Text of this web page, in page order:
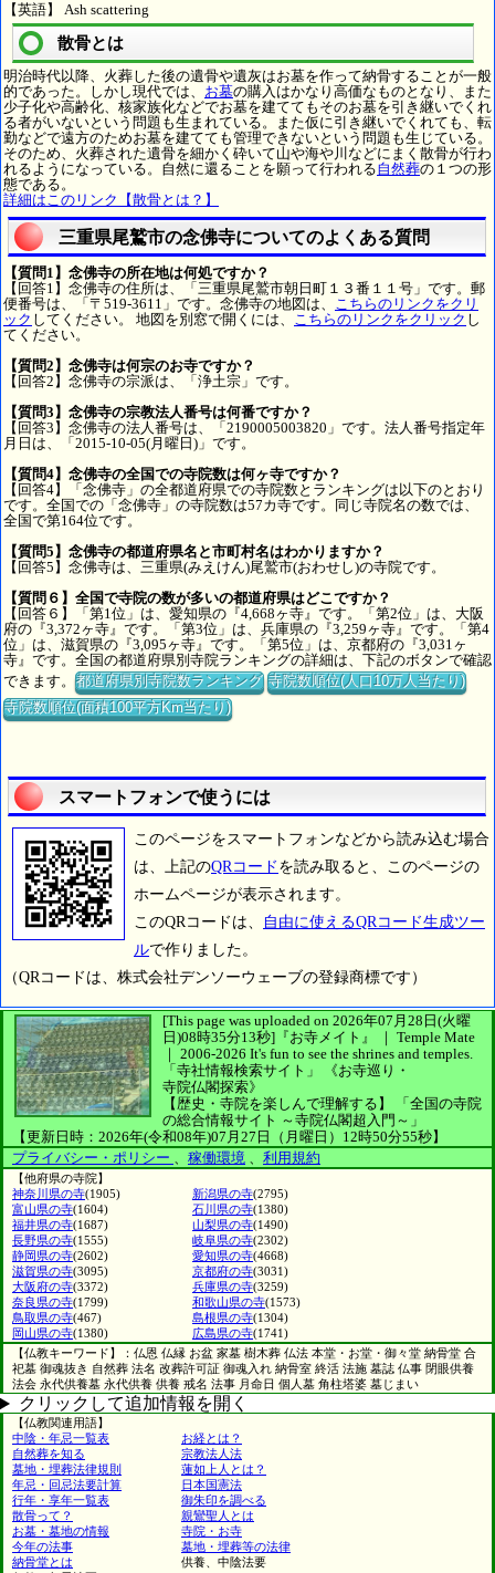
【英語】 Ash scattering
散骨とは
明治時代以降、火葬した後の遺骨や遺灰はお墓を作って納骨することが一般
的であった。しかし現代では、 お墓の購入はかなり高価なものとなり、また
少子化や高齢化、核家族化などでお墓を建ててもそのお墓を引き継いでくれ
る者がいないという問題も生まれている。また仮に引き継いでくれても、転
勤などで遠方のためお墓を建てても管理できないという問題も生じている。
そのため、火葬された遺骨を細かく砕いて山や海や川などにまく散骨が行わ
れるようになっている。自然に還ることを願って行われる自然葬の１つの形
態である。
詳細はこのリンク【散骨とは？】
三重県尾鷲市の念佛寺についてのよくある質問
【質問1】念佛寺の所在地は何処ですか？
【回答1】念佛寺の住所は、「三重県尾鷲市朝日町１３番１１号」です。郵
便番号は、「〒519-3611」です。念佛寺の地図は、 こちらのリンクをクリ
ック してください。 地図を別窓で開くには、 こちらのリンクをクリック し
てください。
【質問2】念佛寺は何宗のお寺ですか？
【回答2】念佛寺の宗派は、「浄土宗」です。
【質問3】念佛寺の宗教法人番号は何番ですか？
【回答3】念佛寺の法人番号は、「2190005003820」です。法人番号指定年
月日は、「2015-10-05(月曜日)」です。
【質問4】念佛寺の全国での寺院数は何ヶ寺ですか？
【回答4】「念佛寺」の全都道府県での寺院数とランキングは以下のとおり
です。全国での「念佛寺」の寺院数は57カ寺です。同じ寺院名の数では、
全国で第164位です。
【質問5】念佛寺の都道府県名と市町村名はわかりますか？
【回答5】念佛寺は、三重県(みえけん)尾鷲市(おわせし)の寺院です。
【質問６】全国で寺院の数が多いの都道府県はどこですか？
【回答６】「第1位」は、愛知県の『4,668ヶ寺』です。「第2位」は、大阪
府の『3,372ヶ寺』です。「第3位」は、兵庫県の『3,259ヶ寺』です。「第4
位」は、滋賀県の『3,095ヶ寺』です。「第5位」は、京都府の『3,031ヶ
寺』です。全国の都道府県別寺院ランキングの詳細は、下記のボタンで確認
できます。都道府県別寺院数ランキング 寺院数順位(人口10万人当たり)
寺院数順位(面積100平方Km当たり)
スマートフォンで使うには
このページをスマートフォンなどから読み込む場合
は、上記のQRコード を読み取ると、このページの
ホームページが表示されます。
このQRコードは、
自由に使えるQRコード生成ツー
ルで作りました。
（QRコードは、株式会社デンソーウェーブの登録商標です）
[This page was uploaded on 2026年07月28日(火曜
日)08時35分13秒] 『お寺メイト』 ｜ Temple Mate
｜ 2006-2026 It's fun to see the shrines and temples.
「寺社情報検索サイト」
《お寺巡り・
寺院仏閣探索》
【歴史・寺院を楽しんで理解する】
「全国の寺院
の総合情報サイト ～寺院仏閣超入門～」
【更新日時：2026年(令和08年)07月27日（月曜日）12時50分55秒】
プライバシー・ポリシー 、 稼働環境 、 利用規約
【他府県の寺院】
神奈川県の寺(1905) 新潟県の寺(2795)
富山県の寺(1604) 石川県の寺(1380)
福井県の寺(1687) 山梨県の寺(1490)
長野県の寺(1555) 岐阜県の寺(2302)
静岡県の寺(2602) 愛知県の寺(4668)
滋賀県の寺(3095) 京都府の寺(3031)
大阪府の寺(3372) 兵庫県の寺(3259)
奈良県の寺(1799) 和歌山県の寺(1573)
鳥取県の寺(467) 島根県の寺(1304)
岡山県の寺(1380) 広島県の寺(1741)
【仏教キーワード】：仏恩 仏縁 お盆 家墓 樹木葬 仏法 本堂・お堂・御々堂 納骨堂 合
祀墓 御魂抜き 自然葬 法名 改葬許可証 御魂入れ 納骨室 終活 法施 墓誌 仏事 閉眼供養
法会 永代供養墓 永代供養 供養 戒名 法事 月命日 個人墓 角柱塔婆 墓じまい
クリックして追加情報を開く
【仏教関連用語】
中陰・年忌一覧表
お経とは？
自然葬を知る
宗教法人法
墓地・埋葬法律規則
蓮如上人とは？
年忌・回忌法要計算
日本国憲法
行年・享年一覧表
御朱印を調べる
散骨って？
親鸞聖人とは
お墓・墓地の情報
寺院・お寺
今年の法事
墓地・埋葬等の法律
納骨堂とは
供養、中陰法要